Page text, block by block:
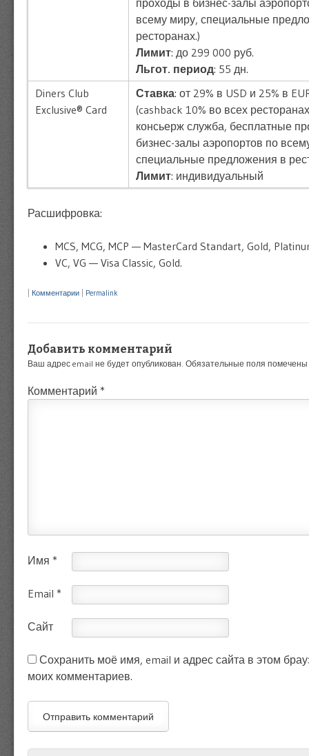
проходы в бизнес-залы
всему миру, специальные
ресторанах.)
Лимит: до 299 000 руб.
Льгот. период: 55 дн.
Diners Club
Exclusive® Card
Ставка: от 29% в USD и 25% в
(cashback 10% во всех
консьерж служба, бесплатные
бизнес-залы аэропортов по
специальные предложения в
Лимит: индивидуальный
Расшифровка:
MCS, MCG, MCP — MasterCard Standart, Gold,
VC, VG — Visa Classic, Gold.
Комментарии Permalink
Добавить комментарий
Ваш адрес email не будет опубликован. Обязательные поля помечены
Комментарий *
Имя *
Email *
Сайт
Сохранить моё имя, email и адрес сайта в этом
моих комментариев.